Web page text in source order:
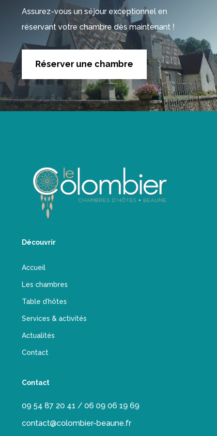
Assurez-vous un séjour exceptionnel en
réservant votre chambre dès maintenant !
Réserver une chambre
Découvrir
Accueil
Les chambres
Table d’hôtes
Services & activités
Actualités
Contact
Contact
09 54 87 20 41 / 06 09 06 19 69
contact@colombier-beaune.fr